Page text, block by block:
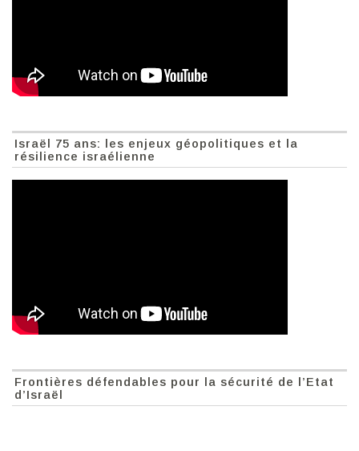
Israël 75 ans: les enjeux géopolitiques et la
résilience israélienne
Frontières défendables pour la sécurité de l’Etat
d’Israël